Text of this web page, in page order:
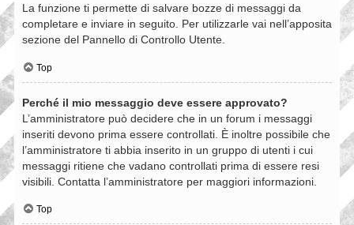
La funzione ti permette di salvare bozze di messaggi da
completare e inviare in seguito. Per utilizzarle vai nell’apposita
sezione del Pannello di Controllo Utente.
Top
Perché il mio messaggio deve essere approvato?
L’amministratore può decidere che in un forum i messaggi
inseriti devono prima essere controllati. È inoltre possibile che
l’amministratore ti abbia inserito in un gruppo di utenti i cui
messaggi ritiene che vadano controllati prima di essere resi
visibili. Contatta l’amministratore per maggiori informazioni.
Top